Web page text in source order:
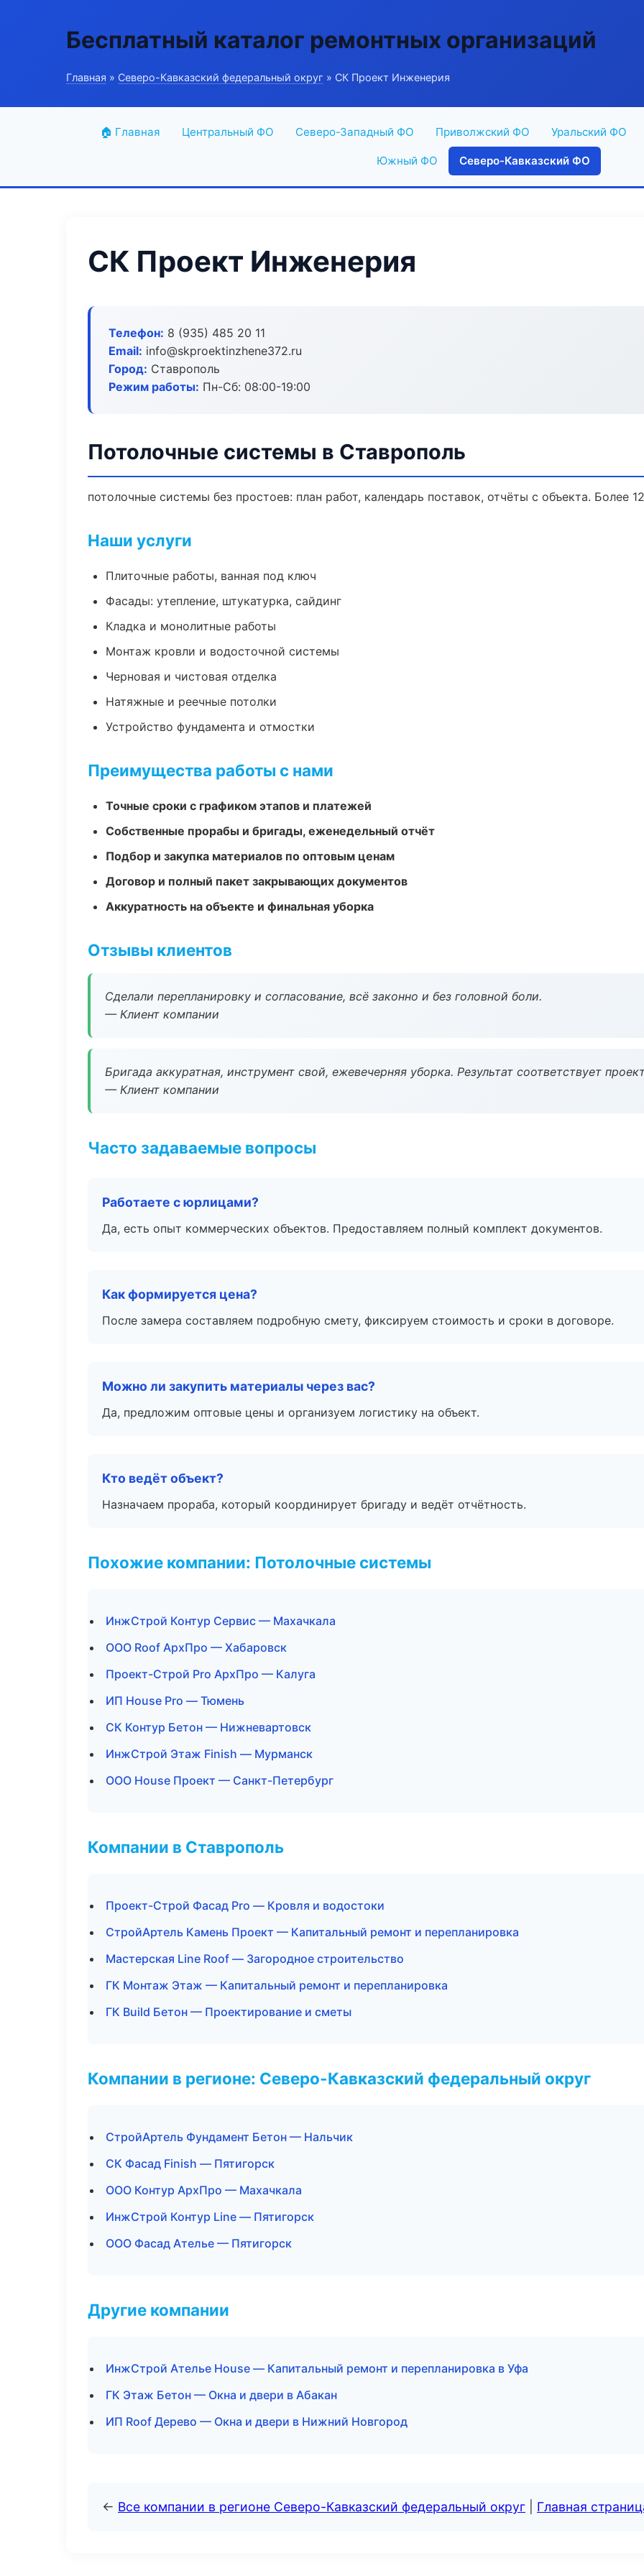
Бесплатный каталог ремонтных организаций
Главная » Северо-Кавказский федеральный округ » СК Проект Инженерия
🏠 Главная Центральный ФО Северо-Западный ФО Приволжский ФО Уральский ФО
Южный ФО Северо-Кавказский ФО
СК Проект Инженерия
Телефон: 8 (935) 485 20 11
Email: info@skproektinzhene372.ru
Город: Ставрополь
Режим работы: Пн-Сб: 08:00-19:00
Потолочные системы в Ставрополь
потолочные системы без простоев: план работ, календарь поставок, отчёты с объекта. Более
Наши услуги
Плиточные работы, ванная под ключ
Фасады: утепление, штукатурка, сайдинг
Кладка и монолитные работы
Монтаж кровли и водосточной системы
Черновая и чистовая отделка
Натяжные и реечные потолки
Устройство фундамента и отмостки
Преимущества работы с нами
Точные сроки с графиком этапов и платежей
Собственные прорабы и бригады, еженедельный отчёт
Подбор и закупка материалов по оптовым ценам
Договор и полный пакет закрывающих документов
Аккуратность на объекте и финальная уборка
Отзывы клиентов
Сделали перепланировку и согласование, всё законно и без головной боли.
— Клиент компании
Бригада аккуратная, инструмент свой, ежевечерняя уборка. Результат соответствует
— Клиент компании
Часто задаваемые вопросы
Работаете с юрлицами?
Да, есть опыт коммерческих объектов. Предоставляем полный комплект документов.
Как формируется цена?
После замера составляем подробную смету, фиксируем стоимость и сроки в договоре.
Можно ли закупить материалы через вас?
Да, предложим оптовые цены и организуем логистику на объект.
Кто ведёт объект?
Назначаем прораба, который координирует бригаду и ведёт отчётность.
Похожие компании: Потолочные системы
ИнжСтрой Контур Сервис — Махачкала
ООО Roof АрхПро — Хабаровск
Проект-Строй Pro АрхПро — Калуга
ИП House Pro — Тюмень
СК Контур Бетон — Нижневартовск
ИнжСтрой Этаж Finish — Мурманск
ООО House Проект — Санкт-Петербург
Компании в Ставрополь
Проект-Строй Фасад Pro — Кровля и водостоки
СтройАртель Камень Проект — Капитальный ремонт и перепланировка
Мастерская Line Roof — Загородное строительство
ГК Монтаж Этаж — Капитальный ремонт и перепланировка
ГК Build Бетон — Проектирование и сметы
Компании в регионе: Северо-Кавказский федеральный округ
СтройАртель Фундамент Бетон — Нальчик
СК Фасад Finish — Пятигорск
ООО Контур АрхПро — Махачкала
ИнжСтрой Контур Line — Пятигорск
ООО Фасад Ателье — Пятигорск
Другие компании
ИнжСтрой Ателье House — Капитальный ремонт и перепланировка в Уфа
ГК Этаж Бетон — Окна и двери в Абакан
ИП Roof Дерево — Окна и двери в Нижний Новгород
← Все компании в регионе Северо-Кавказский федеральный округ Главная